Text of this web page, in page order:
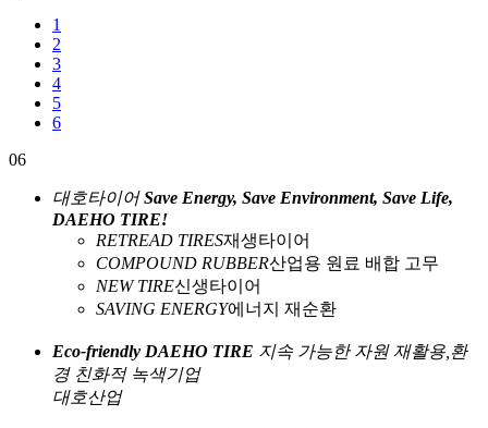
1
2
3
4
5
6
06
대호타이어 Save Energy, Save Environment, Save Life,
DAEHO TIRE!
RETREAD TIRES재생타이어
COMPOUND RUBBER산업용 원료 배합 고무
NEW TIRE신생타이어
SAVING ENERGY에너지 재순환
Eco-friendly DAEHO TIRE 지속 가능한 자원 재활용, 환
경 친화적 녹색기업
대호산업